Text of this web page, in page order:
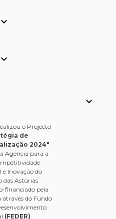



o Projecto
de
2024"
Agência para a
e Inovação do
das Astúrias
financiado pela
através do Fundo
(FEDER)